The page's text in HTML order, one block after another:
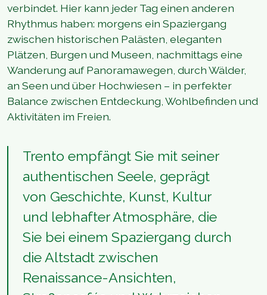
verbindet. Hier kann jeder Tag einen anderen
Rhythmus haben: morgens ein Spaziergang
zwischen historischen Palästen, eleganten
Plätzen, Burgen und Museen, nachmittags eine
Wanderung auf Panoramawegen, durch Wälder,
an Seen und über Hochwiesen – in perfekter
Balance zwischen Entdeckung, Wohlbefinden und
Aktivitäten im Freien.
Trento empfängt Sie mit seiner
authentischen Seele, geprägt
von Geschichte, Kunst, Kultur
und lebhafter Atmosphäre, die
Sie bei einem Spaziergang durch
die Altstadt zwischen
Renaissance-Ansichten,